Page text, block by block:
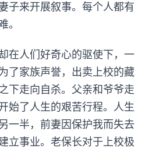
子来开展叙事。每个人都有
。
在人们好奇心的驱使下，一
了家族声誉，出卖上校的藏
下走向自杀。父亲和爷爷走
始了人生的艰苦行程。人生
一半，前妻因保护我而失去
立事业。老保长对于上校极